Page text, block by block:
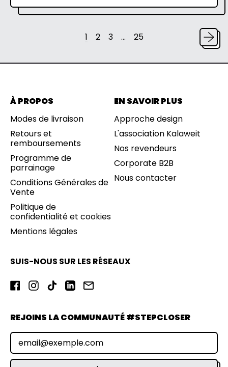
1 2 3 … 25
À PROPOS
Modes de livraison
Retours et
remboursements
Programme de
parrainage
Conditions Générales de
Vente
Politique de
confidentialité et cookies
Mentions légales
EN SAVOIR PLUS
Approche design
L'association Kalaweit
Nos revendeurs
Corporate B2B
Nous contacter
SUIS-NOUS SUR LES RÉSEAUX
Facebook
Instagram
TikTokLinkedInEmail
REJOINS LA COMMUNAUTÉ #STEPCLOSER
Adresse e-mail